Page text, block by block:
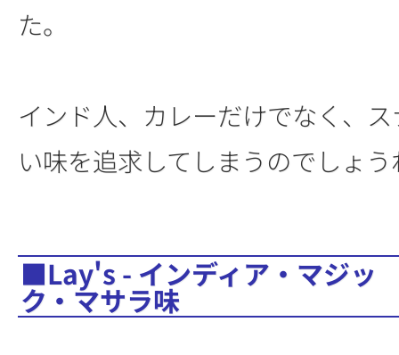
た。
インド人、カレーだけでなく、
い味を追求してしまうのでしょ
■Lay's - インディア・マジッ
ク・マサラ味